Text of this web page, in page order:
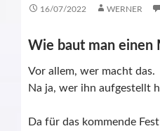
16/07/2022 WERNER
Wie baut man einen
Vor allem, wer macht das.
Na ja, wer ihn aufgestellt
Da für das kommende